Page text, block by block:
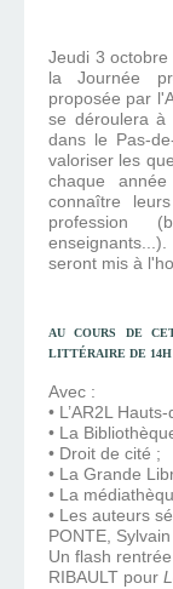
Jeudi 3
la Journée
proposée par
se déroulera à
dans le Pas-
valoriser les
chaque
connaître
profession
seront mis à
AU COURS DE
LITTÉRAIRE DE
Avec :
• L’AR2L
• La
• Droit de cité ;
• La Grande
• La
• Les auteurs
PONTE,
Un flash
RIBAULT pour